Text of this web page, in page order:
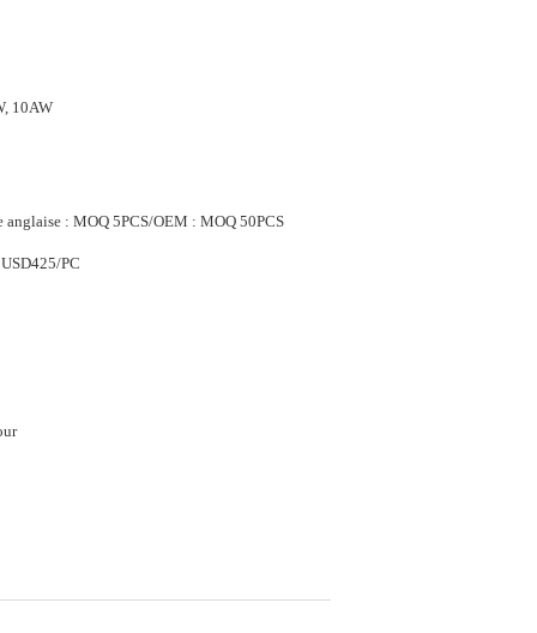
10AW
anglaise : MOQ 5PCS/OEM : MOQ 50PCS
PC